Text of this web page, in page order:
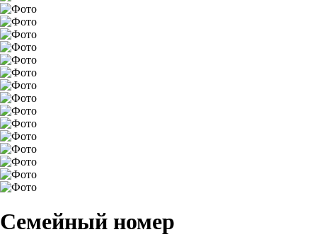
Семейный номер